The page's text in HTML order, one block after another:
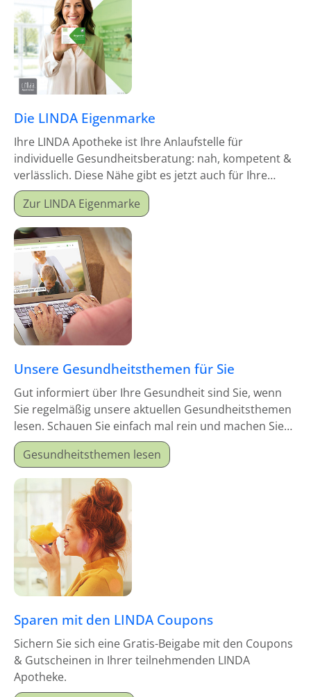
Die LINDA Eigenmarke
Ihre LINDA Apotheke ist Ihre Anlaufstelle für
individuelle Gesundheitsberatung: nah, kompetent &
verlässlich. Diese Nähe gibt es jetzt auch für Ihre
Hausapotheke!
Zur LINDA Eigenmarke
Unsere Gesundheitsthemen für Sie
Gut informiert über Ihre Gesundheit sind Sie, wenn
Sie regelmäßig unsere aktuellen Gesundheitsthemen
lesen. Schauen Sie einfach mal rein und machen Sie
sich schlau!
Gesundheitsthemen lesen
Sparen mit den LINDA Coupons
Sichern Sie sich eine Gratis-Beigabe mit den Coupons
& Gutscheinen in Ihrer teilnehmenden LINDA
Apotheke.